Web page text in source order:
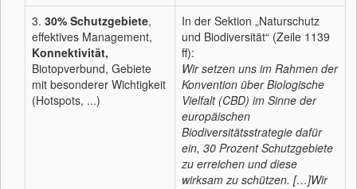
3. 30% Schutzgebiete,
effektives Management,
Konnektivität,
Biotopverbund, Gebiete
mit besonderer Wichtigkeit
(Hotspots, ...)
In der Sektion „Naturschutz
und Biodiversität“ (Zeile 1139
ff):
Wir setzen uns im Rahmen der
Konvention über Biologische
Vielfalt (CBD) im Sinne der
europäischen
Biodiversitätsstrategie dafür
ein, 30 Prozent Schutzgebiete
zu erreichen und diese
wirksam zu schützen. […]Wir